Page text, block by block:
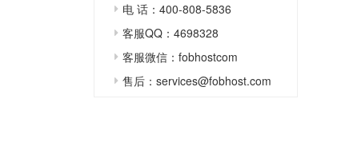
电 话：400-808-5836
客服QQ：4698328
客服微信：fobhostcom
售后：services@fobhost.com